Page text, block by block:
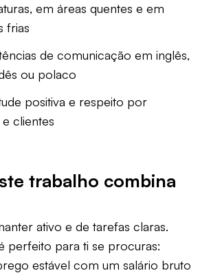
em áreas quentes e em
frias
de comunicação em inglês,
ou polaco
positiva e respeito por
clientes
trabalho combina
ativo e de tarefas claras.
perfeito para ti se procuras:
estável com um salário bruto